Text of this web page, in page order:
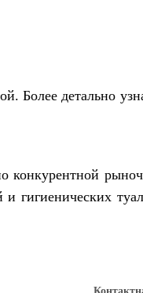
Более детально
конкурентной
гигиенических